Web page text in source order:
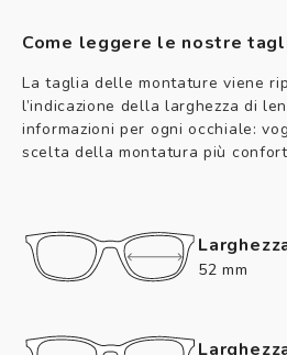
Come leggere le nostre
La taglia delle montature viene
l’indicazione della larghezza di
informazioni per ogni occhiale:
scelta della montatura più
52 mm